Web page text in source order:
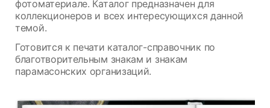
фотоматериале. Каталог предназначен для
коллекционеров и всех интересующихся данной
темой.
Готовится к печати каталог-справочник по
благотворительным знакам и знакам
парамасонских организаций.